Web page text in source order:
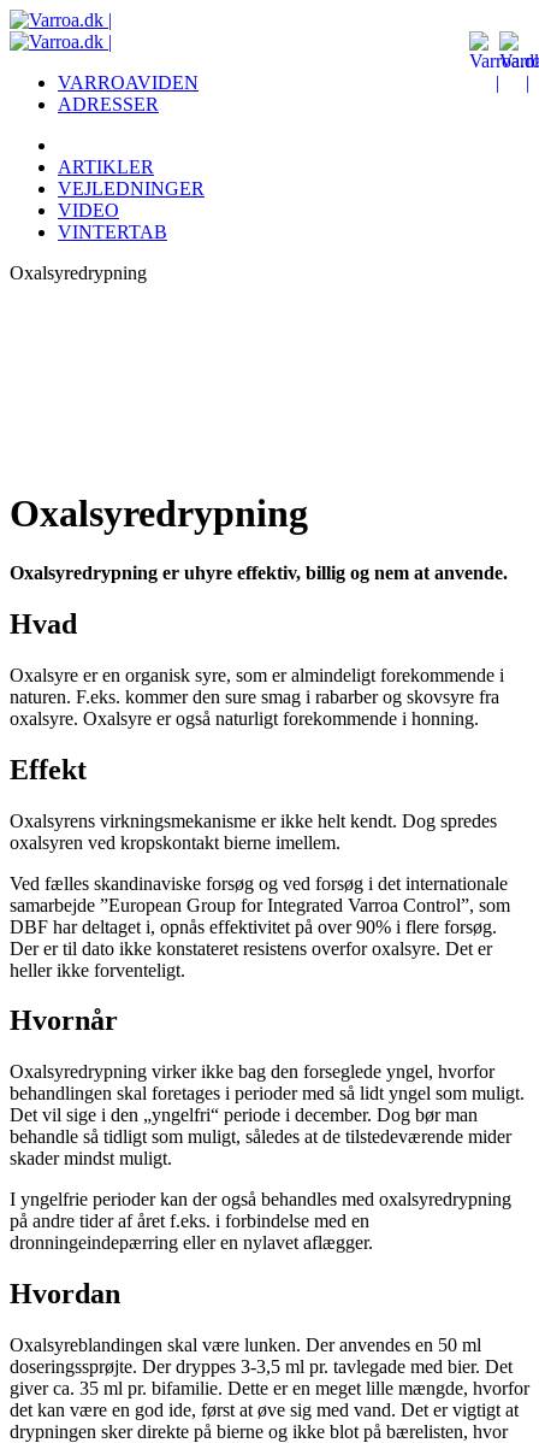
VARROAVIDEN
ADRESSER
ARTIKLER
VEJLEDNINGER
VIDEO
VINTERTAB
Oxalsyredrypning
Oxalsyredrypning
Oxalsyredrypning er uhyre effektiv, billig og nem at anvende.
Hvad
Oxalsyre er en organisk syre, som er almindeligt forekommende i
naturen. F.eks. kommer den sure smag i rabarber og skovsyre fra
oxalsyre. Oxalsyre er også naturligt forekommende i honning.
Effekt
Oxalsyrens virkningsmekanisme er ikke helt kendt. Dog spredes
oxalsyren ved kropskontakt bierne imellem.
Ved fælles skandinaviske forsøg og ved forsøg i det internationale
samarbejde ”European Group for Integrated Varroa Control”, som
DBF har deltaget i, opnås effektivitet på over 90% i flere forsøg.
Der er til dato ikke konstateret resistens overfor oxalsyre. Det er
heller ikke forventeligt.
Hvornår
Oxalsyredrypning virker ikke bag den forseglede yngel, hvorfor
behandlingen skal foretages i perioder med så lidt yngel som muligt.
Det vil sige i den „yngelfri“ periode i december. Dog bør man
behandle så tidligt som muligt, således at de tilstedeværende mider
skader mindst muligt.
I yngelfrie perioder kan der også behandles med oxalsyredrypning
på andre tider af året f.eks. i forbindelse med en
dronningeindepærring eller en nylavet aflægger.
Hvordan
Oxalsyreblandingen skal være lunken. Der anvendes en 50 ml
doseringssprøjte. Der dryppes 3-3,5 ml pr. tavlegade med bier. Det
giver ca. 35 ml pr. bifamilie. Dette er en meget lille mængde, hvorfor
det kan være en god ide, først at øve sig med vand. Det er vigtigt at
drypningen sker direkte på bierne og ikke blot på bærelisten, hvor